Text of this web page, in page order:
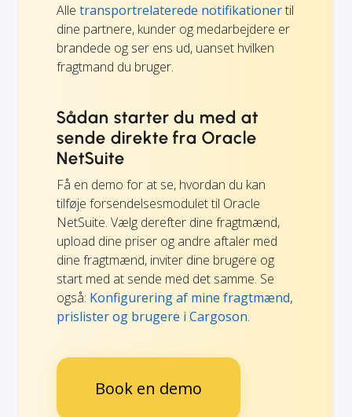
Alle transportrelaterede notifikationertil
dine partnere, kunder og medarbejdere er
brandede og ser ens ud, uanset hvilken
fragtmand du bruger.
Sådan starter du med at
sende direkte fra Oracle
NetSuite
Få en demo for at se, hvordan du kan
tilføje forsendelsesmodulet til Oracle
NetSuite. Vælg derefter dine fragtmænd,
upload dine priser og andre aftaler med
dine fragtmænd, inviter dine brugere og
start med at sende med det samme. Se
også: Konfigurering af mine fragtmænd,
prislister og brugere i Cargoson.
Book en demo